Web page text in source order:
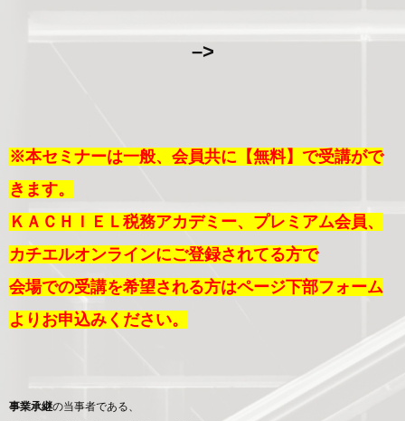
–>
※本セミナーは一般、会員共に【無料】で受講がで
きます。
ＫＡＣＨＩＥＬ税務アカデミー、プレミアム会員、
カチエルオンラインにご登録されてる方で
会場での受講を希望される方はページ下部フォーム
よりお申込みください。
事業承継の当事者である、